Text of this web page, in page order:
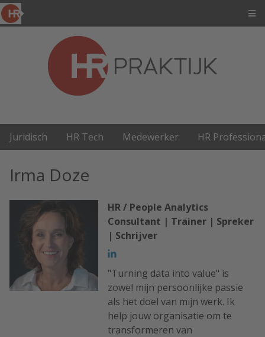
Juridisch HR Tech Medewerker HR
Irma Doze
HR / People Analytics
Consultant | Trainer | Spreker
| Schrijver
"Turning data into value" is
zowel mijn persoonlijke passie
als het doel van mijn werk. Ik
help jouw organisatie om te
transformeren van